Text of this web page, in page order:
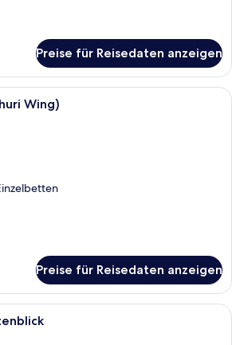
Preise für Reisedaten anzeigen
Ein moderner Poolbereich mit
Wing)
Preise für Reisedaten anzeigen
Ein modernes Hotelzimmer mit